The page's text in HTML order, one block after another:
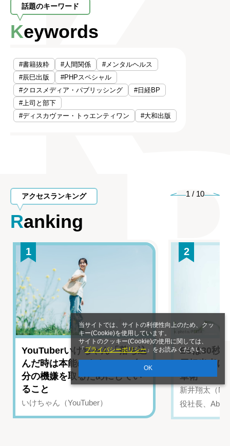
当サイトでは、サイトの利便性向上のため、クッ
キー(Cookie)を使用しています。
サイトのクッキー(Cookie)の使用に関しては、
「プライバシーポリシー 」をお読みください。
OK
話題のキーワード
Keywords
#書籍抜粋 #人間関係
#メンタルヘルス
#辰巳出版
#PHPスペシャル
#クロスメディア・パブリッシング
#日経BP
#上司と部下
#ディスカヴァー・トゥエンティワン
#大和出版
アクセスランキング
Ranking
1 / 10
1
YouTuberいけちゃん「落ち込
んだ時は本能のままに」 自
分の機嫌を取るためにしてい
ること
いけちゃん（YouTuber）
2
ESは30秒
用担当者
章術”
新井翔太（
役社長、